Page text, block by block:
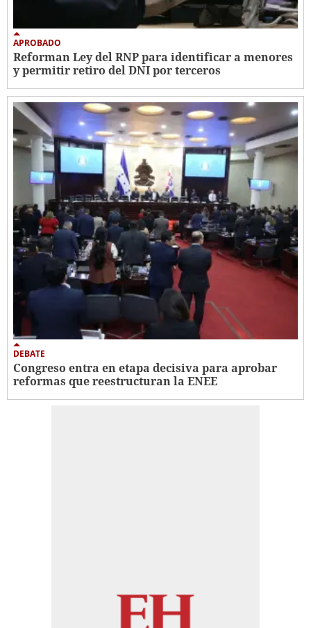
APROBADO
Reforman Ley del RNP para identificar a menores
y permitir retiro del DNI por terceros
DEBATE
Congreso entra en etapa decisiva para aprobar
reformas que reestructuran la ENEE